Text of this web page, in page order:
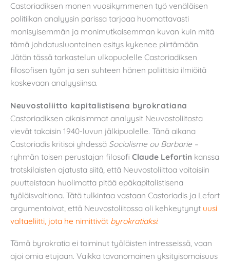
Castoriadiksen monen vuosikymmenen työ venäläisen
politiikan analyysin parissa tarjoaa huomattavasti
monisyisemmän ja monimutkaisemman kuvan kuin mitä
tämä johdatusluonteinen esitys kykenee piirtämään.
Jätän tässä tarkastelun ulkopuolelle Castoriadiksen
filosofisen työn ja sen suhteen hänen poliittisia ilmiöitä
koskevaan analyysiinsa.
Neuvostoliitto kapitalistisena byrokratiana
Castoriadiksen aikaisimmat analyysit Neuvostoliitosta
vievät takaisin 1940-luvun jälkipuolelle. Tänä aikana
Castoriadis kritisoi yhdessä Socialisme ou Barbarie –
ryhmän toisen perustajan filosofi Claude Lefortin kanssa
trotskilaisten ajatusta siitä, että Neuvostoliittoa voitaisiin
puutteistaan huolimatta pitää epäkapitalistisena
työläisvaltiona. Tätä tulkintaa vastaan Castoriadis ja Lefort
argumentoivat, että Neuvostoliitossa oli kehkeytynyt uusi
valtaeliitti, jota he nimittivät byrokratiaksi.
Tämä byrokratia ei toiminut työläisten intresseissä, vaan
ajoi omia etujaan. Vaikka tavanomainen yksityisomaisuus